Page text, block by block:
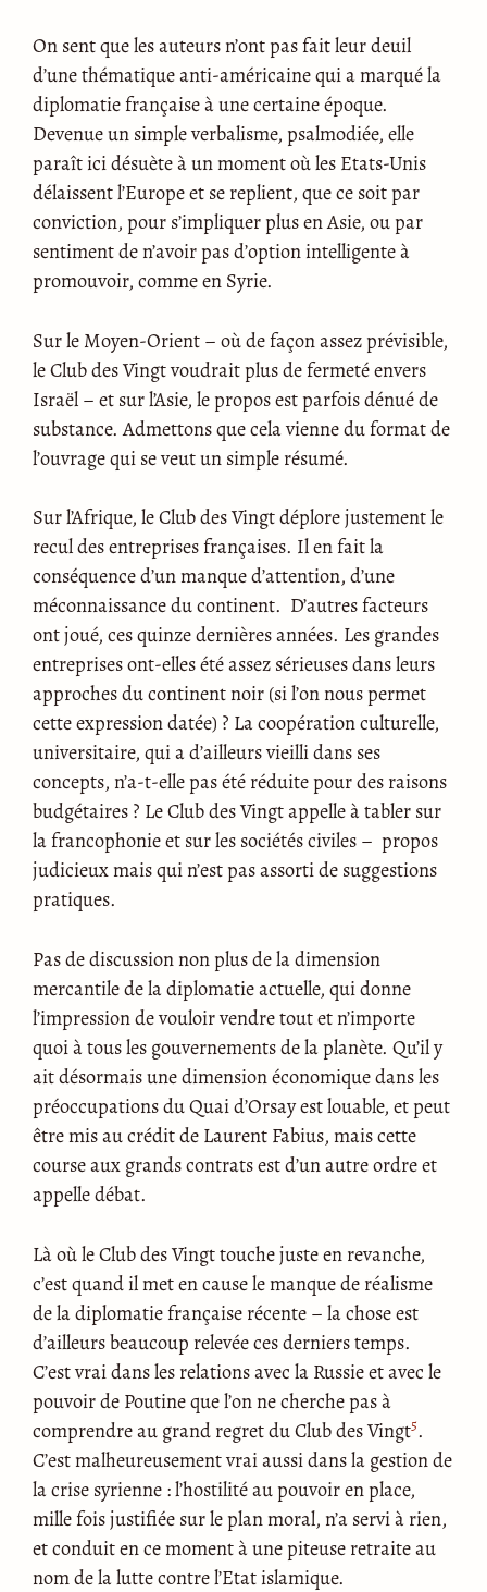
On sent que les auteurs n’ont pas fait leur deuil
d’une thématique anti-américaine qui a marqué la
diplomatie française à une certaine époque.
Devenue un simple verbalisme, psalmodiée, elle
paraît ici désuète à un moment où les Etats-Unis
délaissent l’Europe et se replient, que ce soit par
conviction, pour s’impliquer plus en Asie, ou par
sentiment de n’avoir pas d’option intelligente à
promouvoir, comme en Syrie.
Sur le Moyen-Orient – où de façon assez prévisible,
le Club des Vingt voudrait plus de fermeté envers
Israël – et sur l’Asie, le propos est parfois dénué de
substance. Admettons que cela vienne du format de
l’ouvrage qui se veut un simple résumé.
Sur l’Afrique, le Club des Vingt déplore justement le
recul des entreprises françaises. Il en fait la
conséquence d’un manque d’attention, d’une
méconnaissance du continent. D’autres facteurs
ont joué, ces quinze dernières années. Les grandes
entreprises ont-elles été assez sérieuses dans leurs
approches du continent noir (si l’on nous permet
cette expression datée) ? La coopération culturelle,
universitaire, qui a d’ailleurs vieilli dans ses
concepts, n’a-t-elle pas été réduite pour des raisons
budgétaires ? Le Club des Vingt appelle à tabler sur
la francophonie et sur les sociétés civiles – propos
judicieux mais qui n’est pas assorti de suggestions
pratiques.
Pas de discussion non plus de la dimension
mercantile de la diplomatie actuelle, qui donne
l’impression de vouloir vendre tout et n’importe
quoi à tous les gouvernements de la planète. Qu’il y
ait désormais une dimension économique dans les
préoccupations du Quai d’Orsay est louable, et peut
être mis au crédit de Laurent Fabius, mais cette
course aux grands contrats est d’un autre ordre et
appelle débat.
Là où le Club des Vingt touche juste en revanche,
c’est quand il met en cause le manque de réalisme
de la diplomatie française récente – la chose est
d’ailleurs beaucoup relevée ces derniers temps.
C’est vrai dans les relations avec la Russie et avec le
pouvoir de Poutine que l’on ne cherche pas à
comprendre au grand regret du Club des Vingt5.
C’est malheureusement vrai aussi dans la gestion de
la crise syrienne : l’hostilité au pouvoir en place,
mille fois justifiée sur le plan moral, n’a servi à rien,
et conduit en ce moment à une piteuse retraite au
nom de la lutte contre l’Etat islamique.